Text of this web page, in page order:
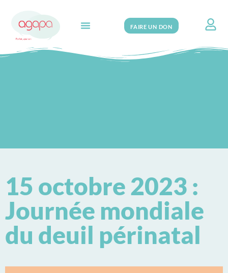
FAIRE UN DON
15 octobre 2023 :
Journée mondiale
du deuil périnatal